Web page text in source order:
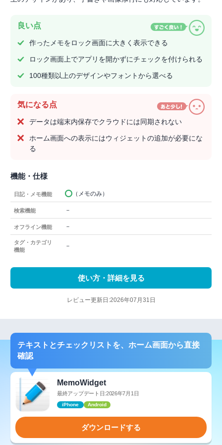
良い点
作ったメモをロック画面に大きく表示できる
ロック画面上でアプリを開かずにチェックを付けられる
100種類以上のデザインやフォントから選べる
気になる点
データは端末内保存でクラウドには同期されない
ホーム画面への表示にはウィジェットの追加が必要にな
る
機能・仕様
日記・メモ機能 （メモのみ）
検索機能 －
オフライン機能 －
タグ・カテゴリ
機能
－
使い方・詳細を見る
レビュー更新日:2026年07月31日
テキストとチェックリストを、ホーム画面から直接
確認
MemoWidget
最終アップデート日:2026年7月1日
iPhone Android
ダウンロードする